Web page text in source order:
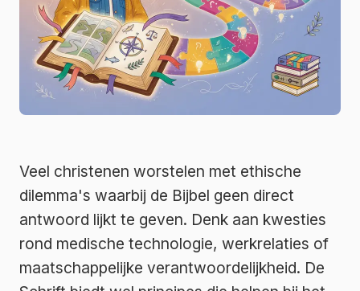
Veel christenen worstelen met ethische
dilemma's waarbij de Bijbel geen direct
antwoord lijkt te geven. Denk aan kwesties
rond medische technologie, werkrelaties of
maatschappelijke verantwoordelijkheid. De